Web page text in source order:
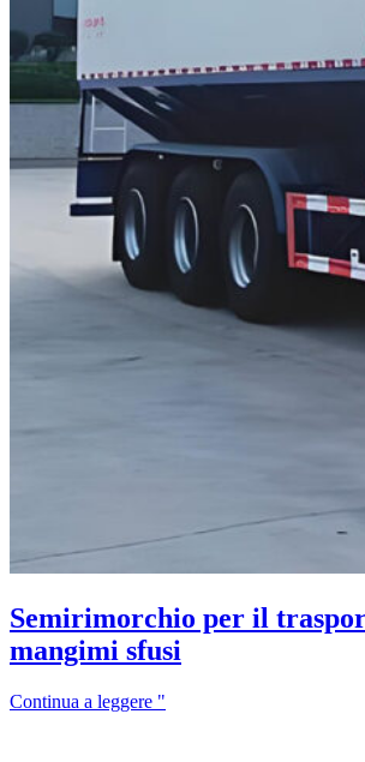
Semirimorchio per il
mangimi sfusi
Continua a leggere "